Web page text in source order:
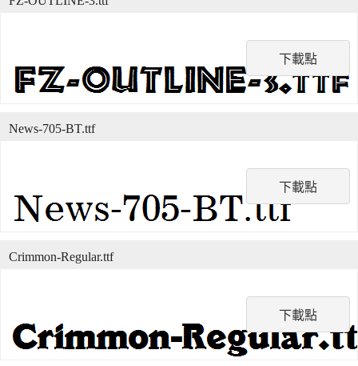
下載點
下載點
News-705-BT.ttf
下載點
Crimmon-Regular.ttf